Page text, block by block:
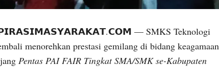
— SMKS Teknologi
menorehkan prestasi gemilang di bidang keagamaan
Pentas PAI FAIR Tingkat SMA/SMK se-Kabupaten